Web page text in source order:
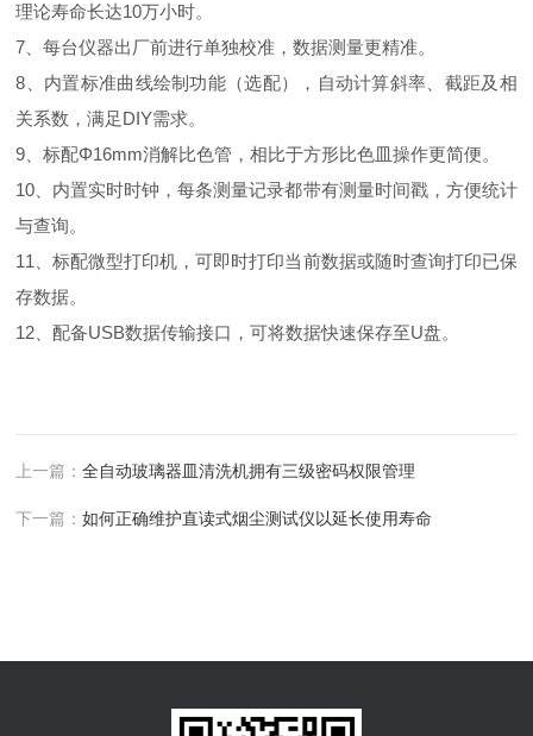
理论寿命长达10万小时。
7、每台仪器出厂前进行单独校准，数据测量更精准。
8、内置标准曲线绘制功能（选配），自动计算斜率、截距及相
关系数，满足DIY需求。
9、标配Φ16mm消解比色管，相比于方形比色皿操作更简便。
10、内置实时时钟，每条测量记录都带有测量时间戳，方便统计
与查询。
11、标配微型打印机，可即时打印当前数据或随时查询打印已保
存数据。
12、配备USB数据传输接口，可将数据快速保存至U盘。
上一篇：全自动玻璃器皿清洗机拥有三级密码权限管理
下一篇：如何正确维护直读式烟尘测试仪以延长使用寿命